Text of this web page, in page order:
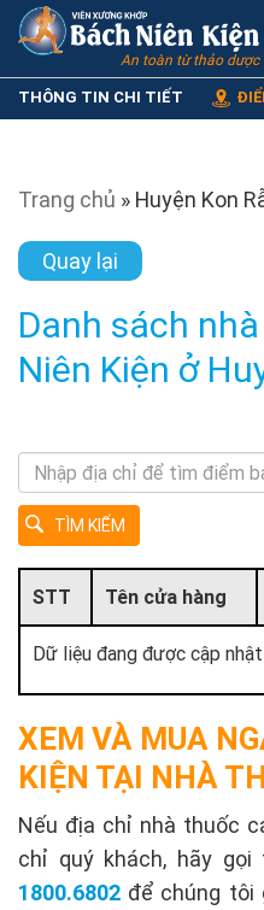
An toàn từ thảo dược
THÔNG TIN CHI TIẾT
Trang chủ » Huyện Kon
Quay lại
Danh sách
Niên Kiện ở
STT Tên cửa hàng
Dữ liệu đang được cập nhật
XEM VÀ MUA
KIỆN TẠI NHÀ
Nếu địa chỉ nhà thuốc
chỉ quý khách, hãy
1800.6802 để chúng tôi